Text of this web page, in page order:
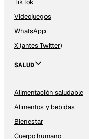
Videojuegos
WhatsApp
X (antes Twitter)
SALUD
Alimentación saludable
Alimentos y bebidas
Bienestar
Cuerpo humano